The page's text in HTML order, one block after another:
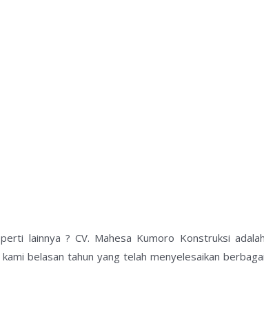
lainnya ? CV. Mahesa Kumoro Konstruksi
belasan tahun yang telah menyelesaikan berbagai